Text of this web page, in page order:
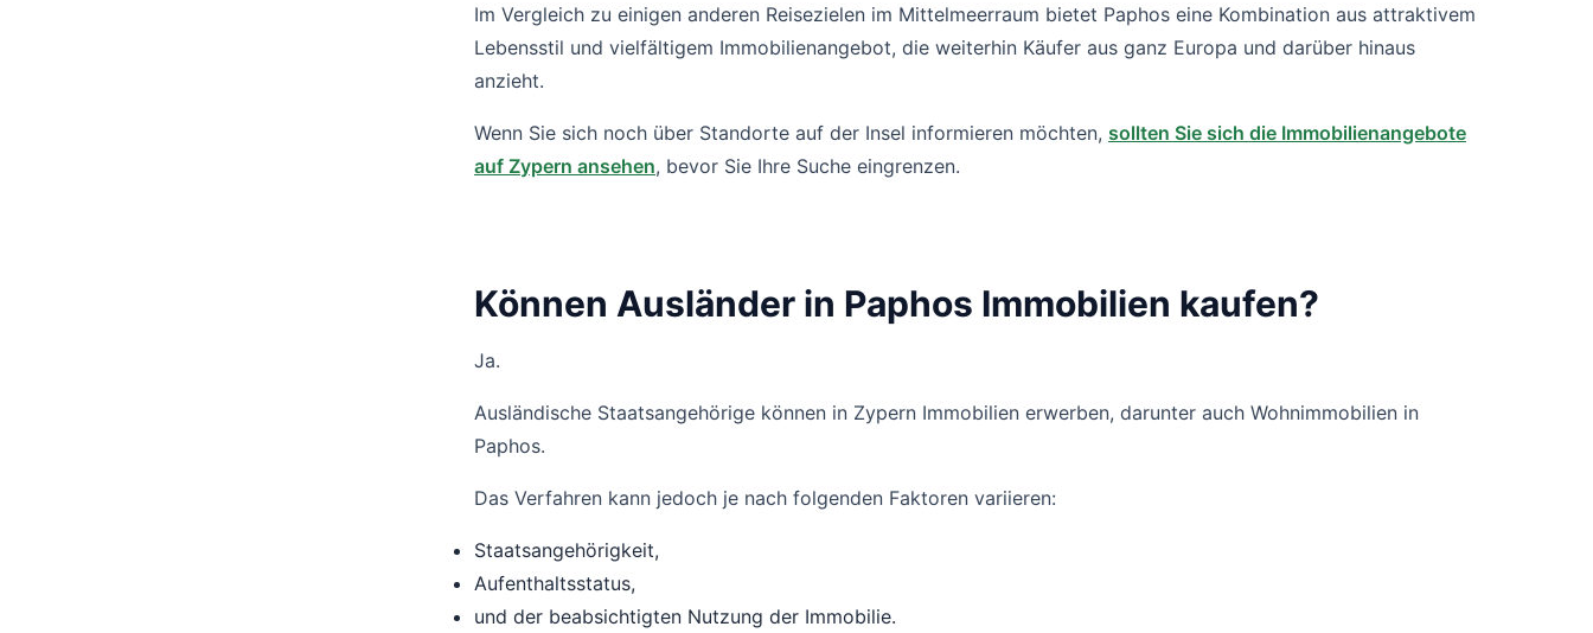
Im Vergleich zu einigen anderen Reisezielen im Mittelmeerraum bietet Paphos eine Kombination aus attraktivem
Lebensstil und vielfältigem Immobilienangebot, die weiterhin Käufer aus ganz Europa und darüber hinaus
anzieht.
Wenn Sie sich noch über Standorte auf der Insel informieren möchten, sollten Sie sich die Immobilienangebote
auf Zypern ansehen, bevor Sie Ihre Suche eingrenzen.
Können Ausländer in Paphos Immobilien kaufen?
Ja.
Ausländische Staatsangehörige können in Zypern Immobilien erwerben, darunter auch Wohnimmobilien in
Paphos.
Das Verfahren kann jedoch je nach folgenden Faktoren variieren:
Staatsangehörigkeit,
Aufenthaltsstatus,
und der beabsichtigten Nutzung der Immobilie.